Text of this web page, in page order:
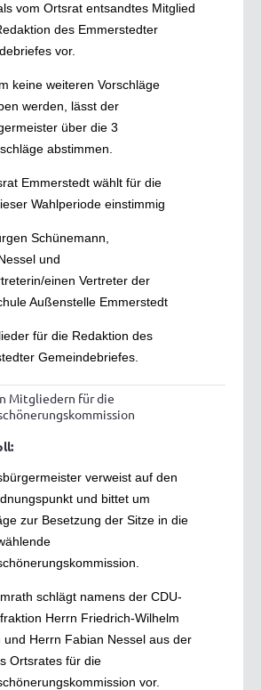
vom Ortsrat entsandtes Mitglied
des Emmerstedter
vor.
keine weiteren Vorschläge
werden, lässt der
über die 3
abstimmen.
Emmerstedt wählt für die
Wahlperiode einstimmig
Schünemann,
und
einen Vertreter der
Außenstelle Emmerstedt
für die Redaktion des
Gemeindebriefes.
Mitgliedern für die
verweist auf den
und bittet um
zur Besetzung der Sitze in die
schlägt namens der CDU-
Herrn Friedrich-Wilhelm
und Herrn Fabian Nessel aus der
Ortsrates für die
vor.